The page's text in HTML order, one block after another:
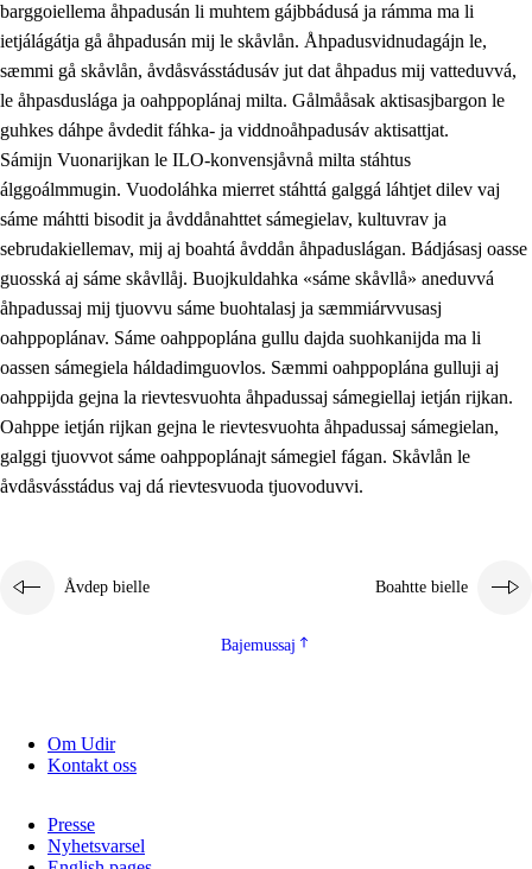
barggoiellema åhpadusán li muhtem gájbbádusá ja rámma ma li
ietjálágátja gå åhpadusán mij le skåvlån. Åhpadusvidnudagájn le,
sæmmi gå skåvlån, åvdåsvásstádusáv jut dat åhpadus mij vatteduvvá,
le åhpasduslága ja oahppoplánaj milta. Gålmååsak aktisasjbargon le
guhkes dáhpe åvdedit fáhka- ja viddnoåhpadusáv aktisattjat.
Sámijn Vuonarijkan le ILO-konvensjåvnå milta stáhtus
álggoálmmugin. Vuodoláhka mierret stáhttá galggá láhtjet dilev vaj
sáme máhtti bisodit ja åvddånahttet sámegielav, kultuvrav ja
sebrudakiellemav, mij aj boahtá åvddån åhpaduslágan. Bádjásasj oasse
guosská aj sáme skåvllåj. Buojkuldahka «sáme skåvllå» aneduvvá
åhpadussaj mij tjuovvu sáme buohtalasj ja sæmmiárvvusasj
oahppoplánav. Sáme oahppoplána gullu dajda suohkanijda ma li
oassen sámegiela háldadimguovlos. Sæmmi oahppoplána gulluji aj
oahppijda gejna la rievtesvuohta åhpadussaj sámegiellaj ietján rijkan.
Oahppe ietján rijkan gejna le rievtesvuohta åhpadussaj sámegielan,
galggi tjuovvot sáme oahppoplánajt sámegiel fágan. Skåvlån le
åvdåsvásstádus vaj dá rievtesvuoda tjuovoduvvi.
Åvdep bielle Boahtte bielle
Bajemussaj
Om Udir
Kontakt oss
Presse
Nyhetsvarsel